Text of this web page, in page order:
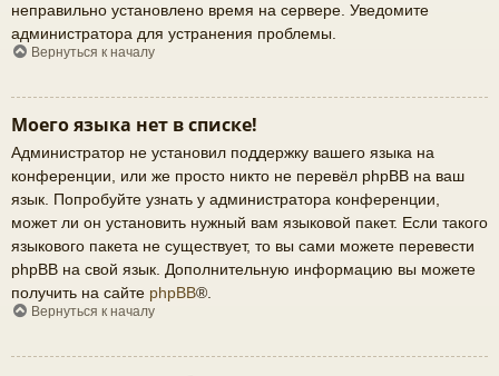
неправильно установлено время на сервере. Уведомите
администратора для устранения проблемы.
Вернуться к началу
Моего языка нет в списке!
Администратор не установил поддержку вашего языка на
конференции, или же просто никто не перевёл phpBB на ваш
язык. Попробуйте узнать у администратора конференции,
может ли он установить нужный вам языковой пакет. Если такого
языкового пакета не существует, то вы сами можете перевести
phpBB на свой язык. Дополнительную информацию вы можете
получить на сайте phpBB®.
Вернуться к началу